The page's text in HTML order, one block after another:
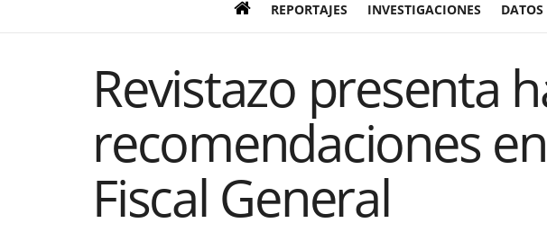
REPORTAJES INVESTIGACIONES DATOS
Revistazo presenta
recomendaciones
Fiscal General